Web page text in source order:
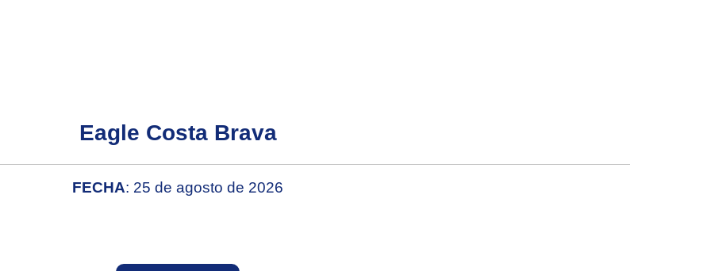
Eagle Costa Brava
FECHA: 25 de agosto de 2026